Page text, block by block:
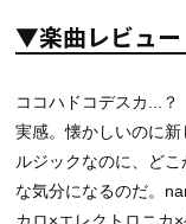
▼楽曲レビュー
ココハドコデスカ...
実感。懐かしいのに
ルジックなのに、ど
な気分になるのだ。